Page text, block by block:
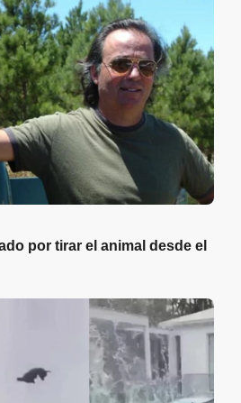
por tirar el animal desde el